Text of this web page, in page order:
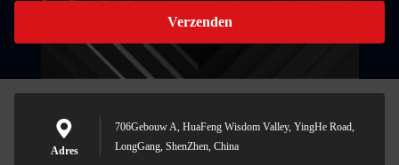
Verzenden
Adres
706Gebouw A, HuaFeng Wisdom Valley, YingHe Road,
LongGang, ShenZhen, China